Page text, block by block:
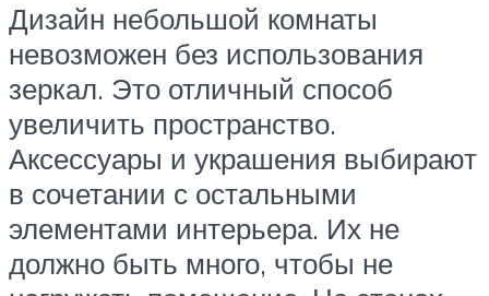
Дизайн небольшой комнаты
невозможен без использования
зеркал. Это отличный способ
увеличить пространство.
Аксессуары и украшения выбирают
в сочетании с остальными
элементами интерьера. Их не
должно быть много, чтобы не